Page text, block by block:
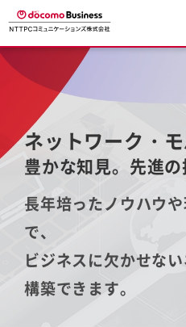
ネットワーク・
豊かな知見。先進の
長年培ったノウハウ
で、
ビジネスに欠かせな
構築できます。